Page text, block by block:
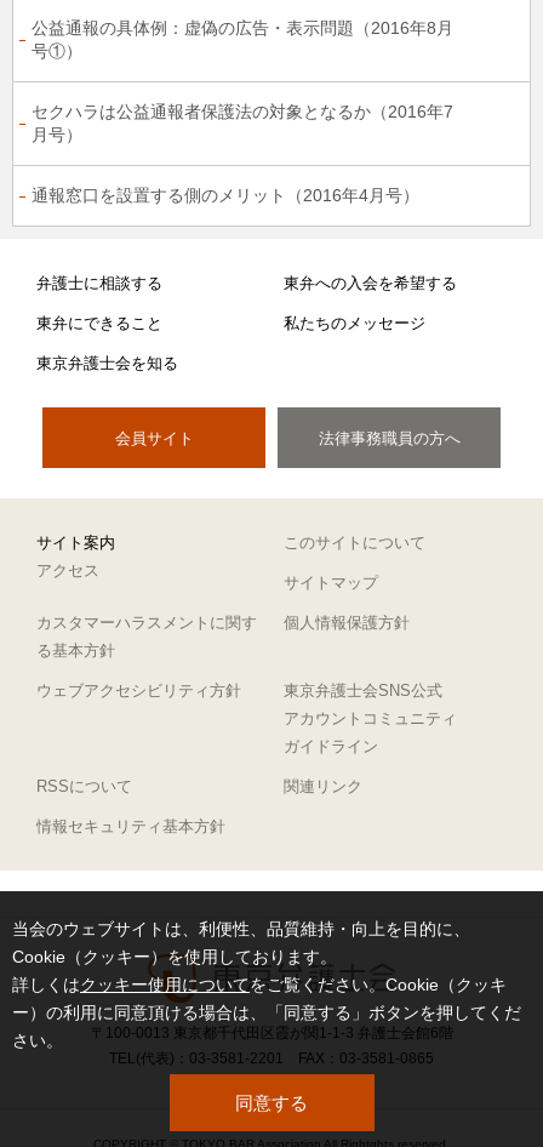
公益通報の具体例：虚偽の広告・表示問題（2016年8月
号①）
セクハラは公益通報者保護法の対象となるか（2016年7
月号）
通報窓口を設置する側のメリット（2016年4月号）
当会のウェブサイトは、利便性、品質維持・向上を目的に、
Cookie（クッキー）を使用しております。
詳しくはクッキー使用についてをご覧ください。Cookie（クッキ
ー）の利用に同意頂ける場合は、「同意する」ボタンを押してくだ
さい。
同意する
弁護士に相談する 東弁への入会を希望する
東弁にできること 私たちのメッセージ
東京弁護士会を知る
会員サイト 法律事務職員の方へ
サイト案内
このサイトについて
アクセス
サイトマップ
カスタマーハラスメントに関す
る基本方針
個人情報保護方針
ウェブアクセシビリティ方針
東京弁護士会SNS公式
アカウントコミュニティ
ガイドライン
RSSについて 関連リンク
情報セキュリティ基本方針
〒100-0013 東京都千代田区霞が関1-1-3 弁護士会館6階
TEL(代表)：03-3581-2201 FAX：03-3581-0865
COPYRIGHT © TOKYO BAR Association All Rightghts reserved.